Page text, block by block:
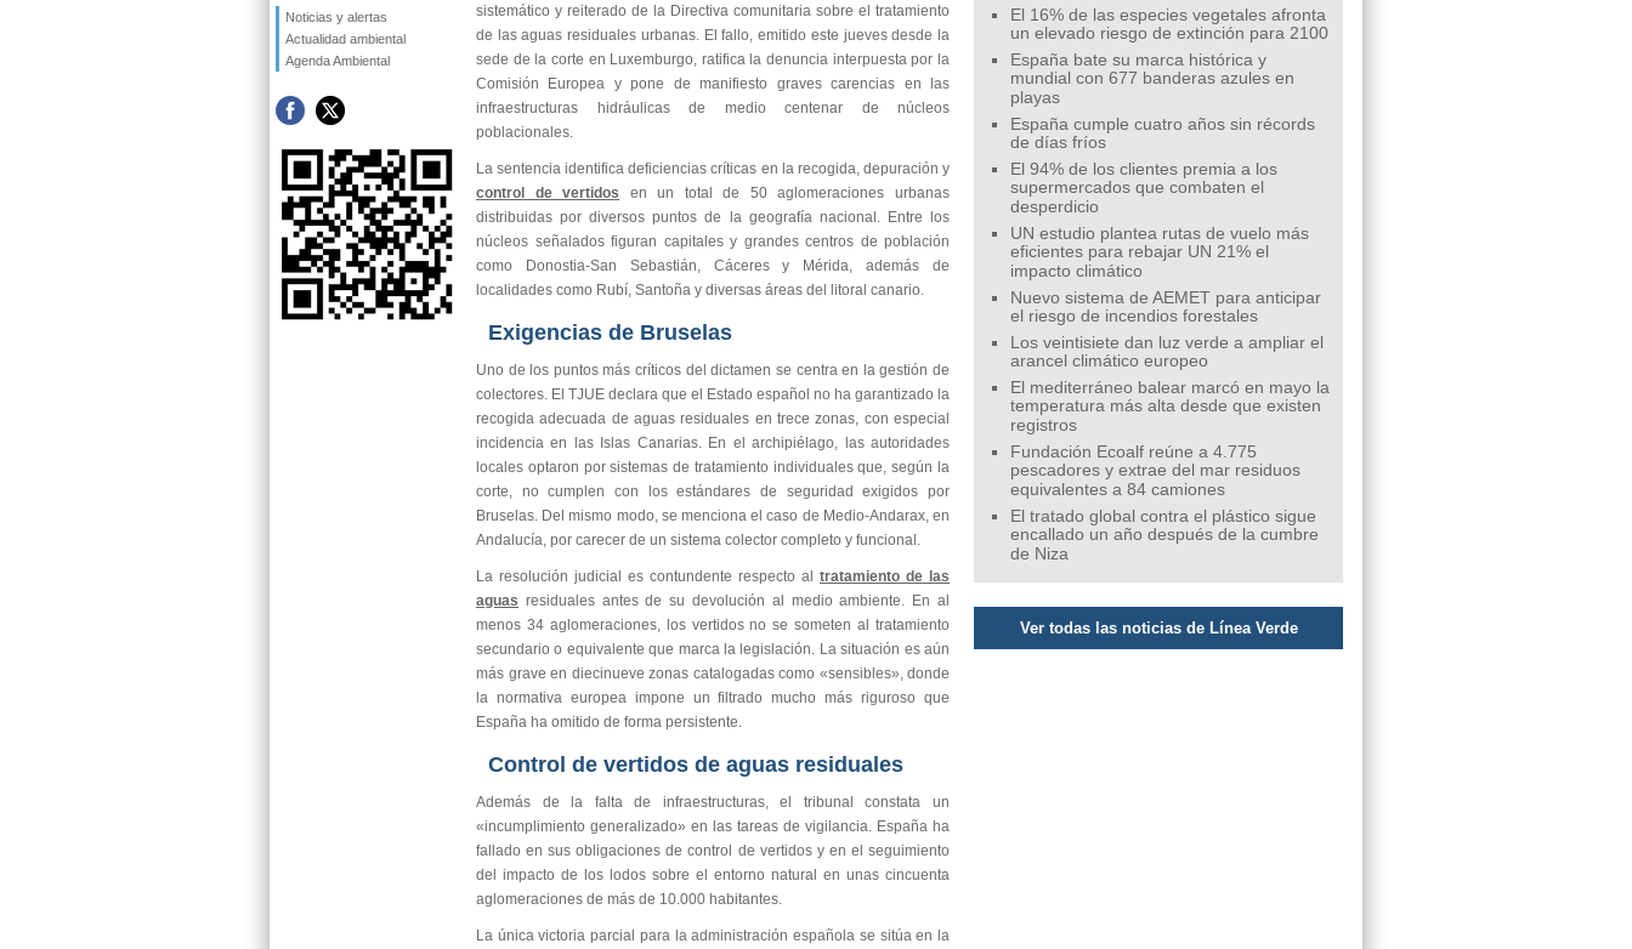
Noticias y alertas
Actualidad ambiental
Agenda Ambiental
sistemático y reiterado de la Directiva comunitaria sobre el tratamiento
de las aguas residuales urbanas. El fallo, emitido este jueves desde la
sede de la corte en Luxemburgo, ratifica la denuncia interpuesta por la
Comisión Europea y pone de manifiesto graves carencias en las
infraestructuras hidráulicas de medio centenar de núcleos
poblacionales.
La sentencia identifica deficiencias críticas en la recogida, depuración y
control de vertidos en un total de 50 aglomeraciones urbanas
distribuidas por diversos puntos de la geografía nacional. Entre los
núcleos señalados figuran capitales y grandes centros de población
como Donostia-San Sebastián, Cáceres y Mérida, además de
localidades como Rubí, Santoña y diversas áreas del litoral canario.
Exigencias de Bruselas
Uno de los puntos más críticos del dictamen se centra en la gestión de
colectores. El TJUE declara que el Estado español no ha garantizado la
recogida adecuada de aguas residuales en trece zonas, con especial
incidencia en las Islas Canarias. En el archipiélago, las autoridades
locales optaron por sistemas de tratamiento individuales que, según la
corte, no cumplen con los estándares de seguridad exigidos por
Bruselas. Del mismo modo, se menciona el caso de Medio-Andarax, en
Andalucía, por carecer de un sistema colector completo y funcional.
La resolución judicial es contundente respecto al tratamiento de las
aguas residuales antes de su devolución al medio ambiente. En al
menos 34 aglomeraciones, los vertidos no se someten al tratamiento
secundario o equivalente que marca la legislación. La situación es aún
más grave en diecinueve zonas catalogadas como «sensibles», donde
la normativa europea impone un filtrado mucho más riguroso que
España ha omitido de forma persistente.
Control de vertidos de aguas residuales
Además de la falta de infraestructuras, el tribunal constata un
«incumplimiento generalizado» en las tareas de vigilancia. España ha
fallado en sus obligaciones de control de vertidos y en el seguimiento
del impacto de los lodos sobre el entorno natural en unas cincuenta
aglomeraciones de más de 10.000 habitantes.
La única victoria parcial para la administración española se sitúa en la
El 16% de las especies vegetales afronta
un elevado riesgo de extinción para 2100
España bate su marca histórica y
mundial con 677 banderas azules en
playas
España cumple cuatro años sin récords
de días fríos
El 94% de los clientes premia a los
supermercados que combaten el
desperdicio
UN estudio plantea rutas de vuelo más
eficientes para rebajar UN 21% el
impacto climático
Nuevo sistema de AEMET para anticipar
el riesgo de incendios forestales
Los veintisiete dan luz verde a ampliar el
arancel climático europeo
El mediterráneo balear marcó en mayo la
temperatura más alta desde que existen
registros
Fundación Ecoalf reúne a 4.775
pescadores y extrae del mar residuos
equivalentes a 84 camiones
El tratado global contra el plástico sigue
encallado un año después de la cumbre
de Niza
Ver todas las noticias de Línea Verde